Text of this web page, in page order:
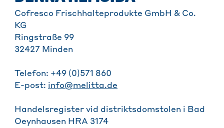
Cofresco Frischhalteprodukte GmbH & Co.
KG
Ringstraße 99
32427 Minden
Telefon: +49 (0)571 860
E-post: info@melitta.de
Handelsregister vid distriktsdomstolen i Bad
Oeynhausen HRA 3174